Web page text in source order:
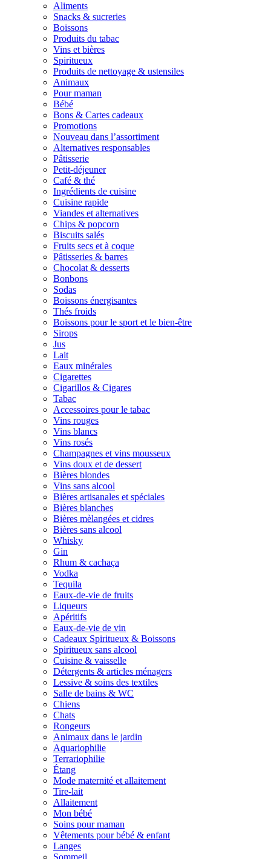
Aliments
Snacks & sucreries
Boissons
Produits du tabac
Vins et bières
Spiritueux
Produits de nettoyage & ustensiles
Animaux
Pour maman
Bébé
Bons & Cartes cadeaux
Promotions
Nouveau dans l’assortiment
Alternatives responsables
Pâtisserie
Petit-déjeuner
Café & thé
Ingrédients de cuisine
Cuisine rapide
Viandes et alternatives
Chips & popcorn
Biscuits salés
Fruits secs et à coque
Pâtisseries & barres
Chocolat & desserts
Bonbons
Sodas
Boissons énergisantes
Thés froids
Boissons pour le sport et le bien-être
Sirops
Jus
Lait
Eaux minérales
Cigarettes
Cigarillos & Cigares
Tabac
Accessoires pour le tabac
Vins rouges
Vins blancs
Vins rosés
Champagnes et vins mousseux
Vins doux et de dessert
Bières blondes
Vins sans alcool
Bières artisanales et spéciales
Bières blanches
Bières mèlangées et cidres
Bières sans alcool
Whisky
Gin
Rhum & cachaça
Vodka
Tequila
Eaux-de-vie de fruits
Liqueurs
Apéritifs
Eaux-de-vie de vin
Cadeaux Spiritueux & Boissons
Spiritueux sans alcool
Cuisine & vaisselle
Détergents & articles ménagers
Lessive & soins des textiles
Salle de bains & WC
Chiens
Chats
Rongeurs
Animaux dans le jardin
Aquariophilie
Terrariophilie
Étang
Mode maternité et allaitement
Tire-lait
Allaitement
Mon bébé
Soins pour maman
Vêtements pour bébé & enfant
Langes
Sommeil